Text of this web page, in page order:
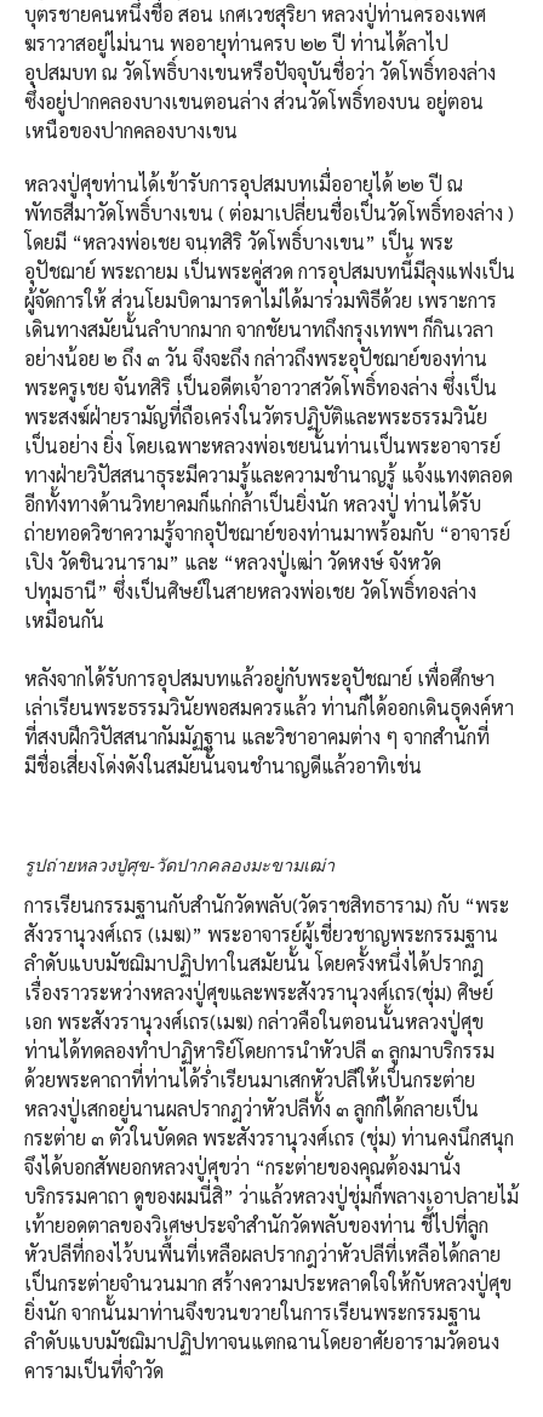
บุตรชายคนหนึ่งชื่อ สอน เกศเวชสุริยา หลวงปู่ท่านครองเพศ
ฆราวาสอยู่ไม่นาน พออายุท่านครบ ๒๒ ปี ท่านได้ลาไป
อุปสมบท ณ วัดโพธิ์บางเขนหรือปัจจุบันชื่อว่า วัดโพธิ์ทองล่าง
ซึ่งอยู่ปากคลองบางเขนตอนล่าง ส่วนวัดโพธิ์ทองบน อยู่ตอน
เหนือของปากคลองบางเขน
หลวงปู่ศุขท่านได้เข้ารับการอุปสมบทเมื่ออายุได้ ๒๒ ปี ณ
พัทธสีมาวัดโพธิ์บางเขน ( ต่อมาเปลี่ยนชื่อเป็นวัดโพธิ์ทองล่าง )
โดยมี “หลวงพ่อเชย จนฺทสิริ วัดโพธิ์บางเขน” เป็น พระ
อุปัชฌาย์ พระถายม เป็นพระคู่สวด การอุปสมบทนี้มีลุงแฟงเป็น
ผู้จัดการให้ ส่วนโยมบิดามารดาไม่ได้มาร่วมพิธีด้วย เพราะการ
เดินทางสมัยนั้นลำบากมาก จากชัยนาทถึงกรุงเทพฯ ก็กินเวลา
อย่างน้อย ๒ ถึง ๓ วัน จึงจะถึง กล่าวถึงพระอุปัชฌาย์ของท่าน
พระครูเชย จันทสิริ เป็นอดีตเจ้าอาวาสวัดโพธิ์ทองล่าง ซึ่งเป็น
พระสงฆ์ฝ่ายรามัญที่ถือเคร่งในวัตรปฏิบัติและพระธรรมวินัย
เป็นอย่าง ยิ่ง โดยเฉพาะหลวงพ่อเชยนั้นท่านเป็นพระอาจารย์
ทางฝ่ายวิปัสสนาธุระมีความรู้และความชำนาญรู้ แจ้งแทงตลอด
อีกทั้งทางด้านวิทยาคมก็แก่กล้าเป็นยิ่งนัก หลวงปู่ ท่านได้รับ
ถ่ายทอดวิชาความรู้จากอุปัชฌาย์ของท่านมาพร้อมกับ “อาจารย์
เปิง วัดชินวนาราม” และ “หลวงปู่เฒ่า วัดหงษ์ จังหวัด
ปทุมธานี” ซึ่งเป็นศิษย์ในสายหลวงพ่อเชย วัดโพธิ์ทองล่าง
เหมือนกัน
หลังจากได้รับการอุปสมบทแล้วอยู่กับพระอุปัชฌาย์ เพื่อศึกษา
เล่าเรียนพระธรรมวินัยพอสมควรแล้ว ท่านก็ได้ออกเดินธุดงค์หา
ที่สงบฝึกวิปัสสนากัมมัฏฐาน และวิชาอาคมต่าง ๆ จากสำนักที่
มีชื่อเสี่ยงโด่งดังในสมัยนั้นจนชำนาญดีแล้วอาทิเช่น
รูปถ่ายหลวงปู่ศุข-วัดปากคลองมะขามเฒ่า
การเรียนกรรมฐานกับสำนักวัดพลับ(วัดราชสิทธาราม) กับ “พระ
สังวรานุวงศ์เถร (เมฆ)” พระอาจารย์ผู้เชี่ยวชาญพระกรรมฐาน
ลำดับแบบมัชฌิมาปฏิปทาในสมัยนั้น โดยครั้งหนึ่งได้ปรากฎ
เรื่องราวระหว่างหลวงปู่ศุขและพระสังวรานุวงศ์เถร(ชุ่ม) ศิษย์
เอก พระสังวรานุวงศ์เถร(เมฆ) กล่าวคือในตอนนั้นหลวงปู่ศุข
ท่านได้ทดลองทำปาฏิหาริย์โดยการนำหัวปลี ๓ ลูกมาบริกรรม
ด้วยพระคาถาที่ท่านได้ร่ำเรียนมาเสกหัวปลีให้เป็นกระต่าย
หลวงปู่เสกอยู่นานผลปรากฎว่าหัวปลีทั้ง ๓ ลูกก็ได้กลายเป็น
กระต่าย ๓ ตัวในบัดดล พระสังวรานุวงศ์เถร (ชุ่ม) ท่านคงนึกสนุก
จึงได้บอกสัพยอกหลวงปู่ศุขว่า “กระต่ายของคุณต้องมานั่ง
บริกรรมคาถา ดูของผมนี่สิ” ว่าแล้วหลวงปู่ชุ่มก็พลางเอาปลายไม้
เท้ายอดตาลของวิเศษประจำสำนักวัดพลับของท่าน ชี้ไปที่ลูก
หัวปลีที่กองไว้บนพื้นที่เหลือผลปรากฎว่าหัวปลีที่เหลือได้กลาย
เป็นกระต่ายจำนวนมาก สร้างความประหลาดใจให้กับหลวงปู่ศุข
ยิ่งนัก จากนั้นมาท่านจึงขวนขวายในการเรียนพระกรรมฐาน
ลำดับแบบมัชฌิมาปฏิปทาจนแตกฉานโดยอาศัยอารามวัดอนง
คารามเป็นที่จำวัด